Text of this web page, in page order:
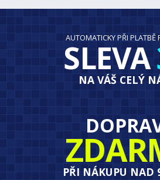
AUTOMATICKY PŘI PLATBĚ
SLEVA
NA VÁŠ CELÝ
PŘI NÁKUPU NAD